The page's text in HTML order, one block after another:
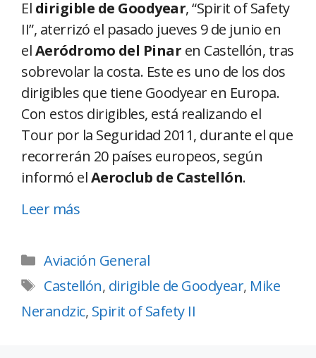
El dirigible de Goodyear, “Spirit of Safety
II”, aterrizó el pasado jueves 9 de junio en
elAeródromo del Pinar en Castellón, tras
sobrevolar la costa. Este es uno de los dos
dirigibles que tiene Goodyear en Europa.
Con estos dirigibles, está realizando el
Tour por la Seguridad 2011, durante el que
recorrerán 20 países europeos, según
informó elAeroclub de Castellón.
Leer más
Aviación General
Castellón, dirigible de Goodyear, Mike
Nerandzic, Spirit of Safety II